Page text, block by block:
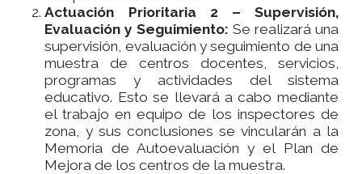
Actuación Prioritaria 2 – Supervisión,
Evaluación y Seguimiento: Se realizará una
supervisión, evaluación y seguimiento de una
muestra de centros docentes, servicios,
programas y actividades del sistema
educativo. Esto se llevará a cabo mediante
el trabajo en equipo de los inspectores de
zona, y sus conclusiones se vincularán a la
Memoria de Autoevaluación y el Plan de
Mejora de los centros de la muestra.